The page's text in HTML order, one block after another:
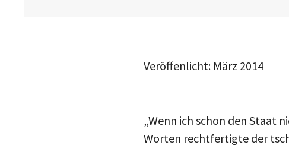
Veröffenlicht: März 2014
„Wenn ich schon den Staat
Worten rechtfertigte der